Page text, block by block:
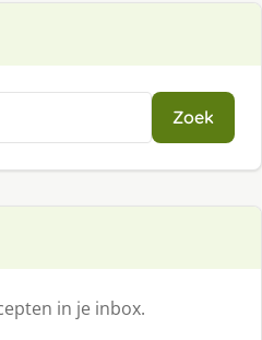
Zoek
in je inbox.